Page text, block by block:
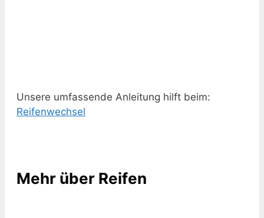
Unsere umfassende Anleitung hilft beim:
Reifenwechsel
Mehr über Reifen